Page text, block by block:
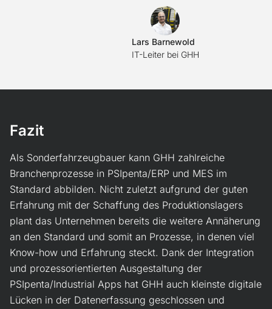
LB
Lars Barnewold
IT-Leiter bei GHH
Fazit
Als Sonderfahrzeugbauer kann GHH zahlreiche
Branchenprozesse in PSIpenta/ERP und MES im
Standard abbilden. Nicht zuletzt aufgrund der guten
Erfahrung mit der Schaffung des Produktionslagers
plant das Unternehmen bereits die weitere Annäherung
an den Standard und somit an Prozesse, in denen viel
Know-how und Erfahrung steckt. Dank der Integration
und prozessorientierten Ausgestaltung der
PSIpenta/Industrial Apps hat GHH auch kleinste digitale
Lücken in der Datenerfassung geschlossen und